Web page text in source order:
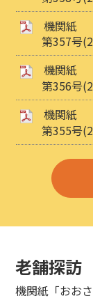
機関紙
第357号
機関紙
第356号
機関紙
第355号
老舗探訪
機関紙「おお